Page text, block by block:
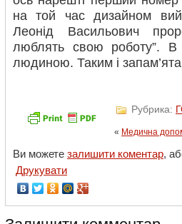
на той час дизайном
Леонід Васильович
люблять свою роботу”.
людиною. Таким і
Рубрика:
« Медична
Ви можете залишити коментар,
Друкувати